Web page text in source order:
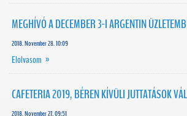
MEGHÍVÓ A DECEMBER 3-I ARGENTIN
2018. November 28. 10:09
Elolvasom »
CAFETERIA 2019, BÉREN KÍVÜLI JUTTATÁSOK
2018. November 27. 09:51